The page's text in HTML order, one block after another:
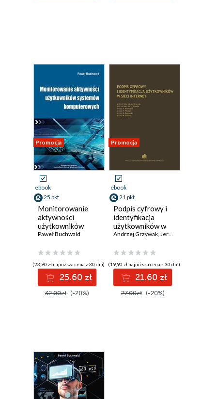
Promocja
ebook
25 pkt
Monitorowanie
aktywności
użytkowników
systemów
Paweł Buchwald
(23,90 zł najniższa cena z 30 dni)
25.60 zł
32.00zł (-20%)
Promocja
ebook
21 pkt
Podpis cyfrowy i
identyfikacja
użytkowników w
sieci Internet
Andrzej Grzywak, Jerzy Klamka
(19,90 zł najniższa cena z 30 dni)
21.60 zł
27.00zł (-20%)